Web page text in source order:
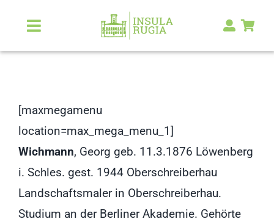
Inhalt
springen
Toggle
Navigation
Malerlexikon
[maxmegamenu
location=max_mega_menu_1]
Wichmann, Georg geb. 11.3.1876 Löwenberg
i. Schles. gest. 1944 Oberschreiberhau
Landschaftsmaler in Oberschreiberhau.
Studium an der Berliner Akademie. Gehörte